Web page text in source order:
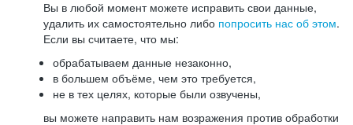
Вы в любой момент можете исправить свои данные,
удалить их самостоятельно либо попросить нас об этом.
Если вы считаете, что мы:
обрабатываем данные незаконно,
в большем объёме, чем это требуется,
не в тех целях, которые были озвучены,
вы можете направить нам возражения против обработки